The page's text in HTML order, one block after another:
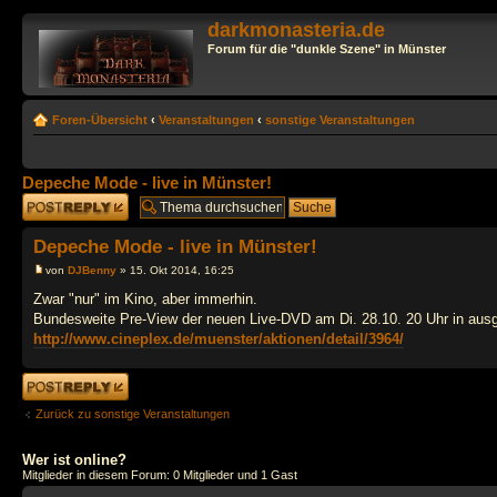
darkmonasteria.de
Forum für die "dunkle Szene" in Münster
Foren-Übersicht ‹ Veranstaltungen ‹ sonstige Veranstaltungen
Depeche Mode - live in Münster!
Antwort erstellen
Depeche Mode - live in Münster!
von DJBenny » 15. Okt 2014, 16:25
Zwar "nur" im Kino, aber immerhin.
Bundesweite Pre-View der neuen Live-DVD am Di. 28.10. 20 Uhr in
http://www.cineplex.de/muenster/aktionen/detail/3964/
Antwort erstellen
Zurück zu sonstige Veranstaltungen
Wer ist online?
Mitglieder in diesem Forum: 0 Mitglieder und 1 Gast